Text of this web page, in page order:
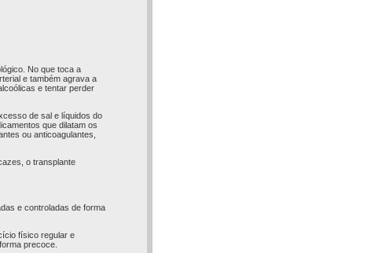
No que toca a
e também agrava a
e tentar perder
de sal e líquidos do
que dilatam os
ou anticoagulantes,
o transplante
e controladas de forma
físico regular e
precoce.